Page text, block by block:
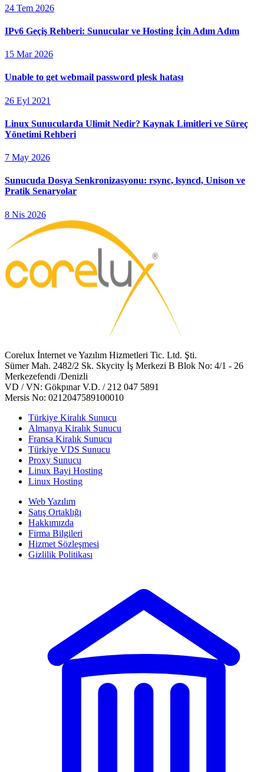
24 Tem 2026
IPv6 Geçiş Rehberi: Sunucular ve Hosting İçin Adım Adım
15 Mar 2026
Unable to get webmail password plesk hatası
26 Eyl 2021
Linux Sunucularda Ulimit Nedir? Kaynak Limitleri ve Süreç
Yönetimi Rehberi
7 May 2026
Sunucuda Dosya Senkronizasyonu: rsync, lsyncd, Unison ve
Pratik Senaryolar
8 Nis 2026
Corelux İnternet ve Yazılım Hizmetleri Tic. Ltd. Şti.
Sümer Mah. 2482/2 Sk. Skycity İş Merkezi B Blok No: 4/1 - 26
Merkezefendi /Denizli
VD / VN: Gökpınar V.D. / 212 047 5891
Mersis No: 0212047589100010
Türkiye Kiralık Sunucu
Almanya Kiralık Sunucu
Fransa Kiralık Sunucu
Türkiye VDS Sunucu
Proxy Sunucu
Linux Bayi Hosting
Linux Hosting
Web Yazılım
Satış Ortaklığı
Hakkımızda
Firma Bilgileri
Hizmet Sözleşmesi
Gizlilik Politikası